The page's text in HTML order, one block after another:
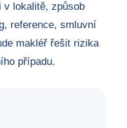
v lokalitě, způsob
reference, smluvní
makléř řešit rizika
případu.